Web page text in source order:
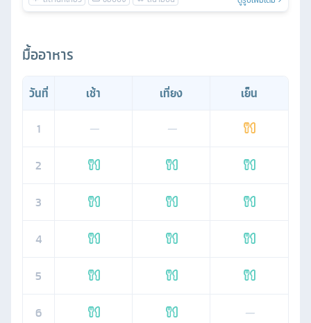
มื้ออาหาร
วันที่ เช้า เที่ยง
เย็น
1
— —
2
3
4
5
6 —